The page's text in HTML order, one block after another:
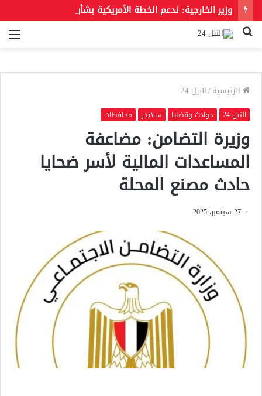
بحث
الرئيسية/النيل 24
النيل 24 حوادث وقضايا سلايدر محافظات
وزيرة التضامن: مضاعفة
المساعدات المالية لأسر ضحايا
حادث مصنع المحلة
27 سبتمبر، 2025